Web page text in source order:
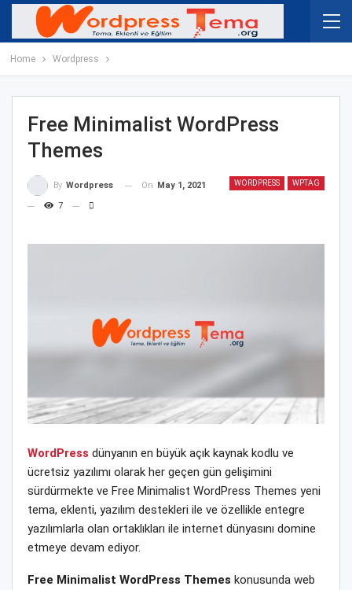
Home Wordpress
Free Minimalist WordPress
Themes
WORDPRESS WPTAG
By Wordpress On May 1, 2021
7
WordPress dünyanın en büyük açık kaynak kodlu ve
ücretsiz yazılımı olarak her geçen gün gelişimini
sürdürmekte ve Free Minimalist WordPress Themes yeni
tema, eklenti, yazılım destekleri ile ve özellikle entegre
yazılımlarla olan ortaklıkları ile internet dünyasını domine
etmeye devam ediyor.
Free Minimalist WordPress Themes konusunda web